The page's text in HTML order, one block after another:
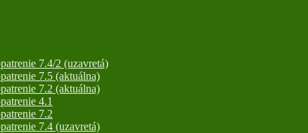
7.4/2 (uzavretá)
7.5 (aktuálna)
7.2 (aktuálna)
4.1
7.2
7.4 (uzavretá)